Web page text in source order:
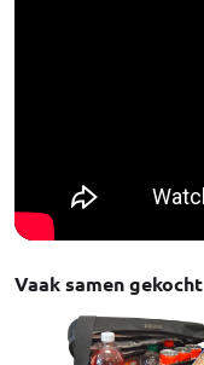
Vaak samen gekocht